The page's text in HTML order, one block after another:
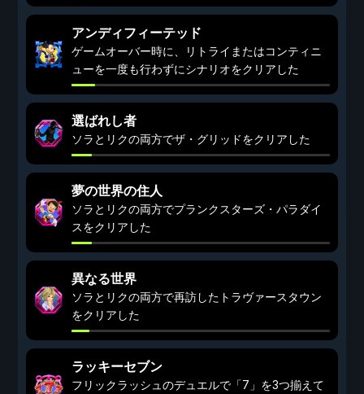
アンディフィーテッド
ゲームオーバー時に、リトライまたはコンティニ
ューを一度も行わずにシナリオをクリアした
選ばれし者
ソラとリクの両方でザ・グリッドをクリアした
夢の世界の住人
ソラとリクの両方でプランクスターズ・パラダイ
スをクリアした
異なる世界
ソラとリクの両方で再訪したトラヴァースタウン
をクリアした
ラッキーセブン
フリックラッシュのデュエルで「7」を3つ揃えて